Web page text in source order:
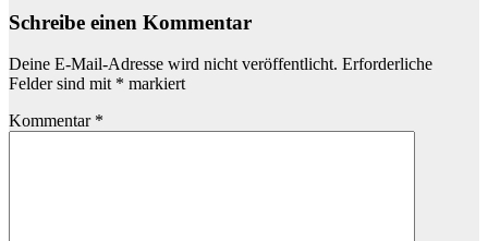
Schreibe einen Kommentar
Deine E-Mail-Adresse wird nicht veröffentlicht. Erforderliche
Felder sind mit * markiert
Kommentar *